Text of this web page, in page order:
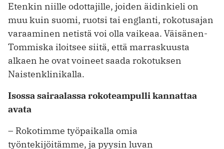
Etenkin niille odottajille, joiden äidinkieli on
muu kuin suomi, ruotsi tai englanti, rokotusajan
varaaminen netistä voi olla vaikeaa. Väisänen-
Tommiska iloitsee siitä, että marraskuusta
alkaen he ovat voineet saada rokotuksen
Naistenklinikalla.
Isossa sairaalassa rokoteampulli kannattaa
avata
– Rokotimme työpaikalla omia
työntekijöitämme, ja pyysin luvan